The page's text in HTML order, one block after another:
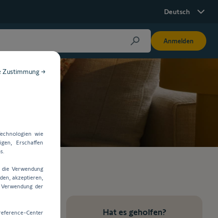
Deutsch
Anmelden
Hat es geholfen?
wie
Erschaffen
Verwendung
akzeptieren,
der
Center
Zustimmung →